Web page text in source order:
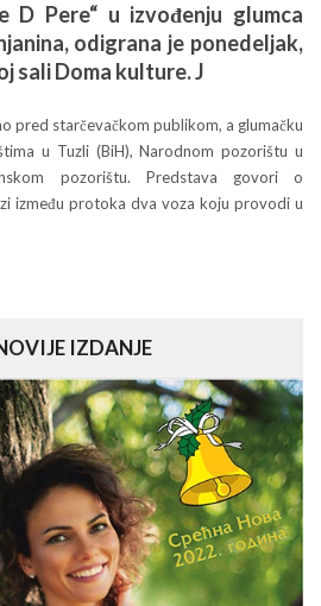
D Pere“ u izvođenju glumca
odigrana je ponedeljak,
sali Doma kulture. J
pred starčevačkom publikom, a glumačku
u Tuzli (BiH), Narodnom pozorištu u
pozorištu. Predstava govori o
između protoka dva voza koju provodi u
IZDANJE